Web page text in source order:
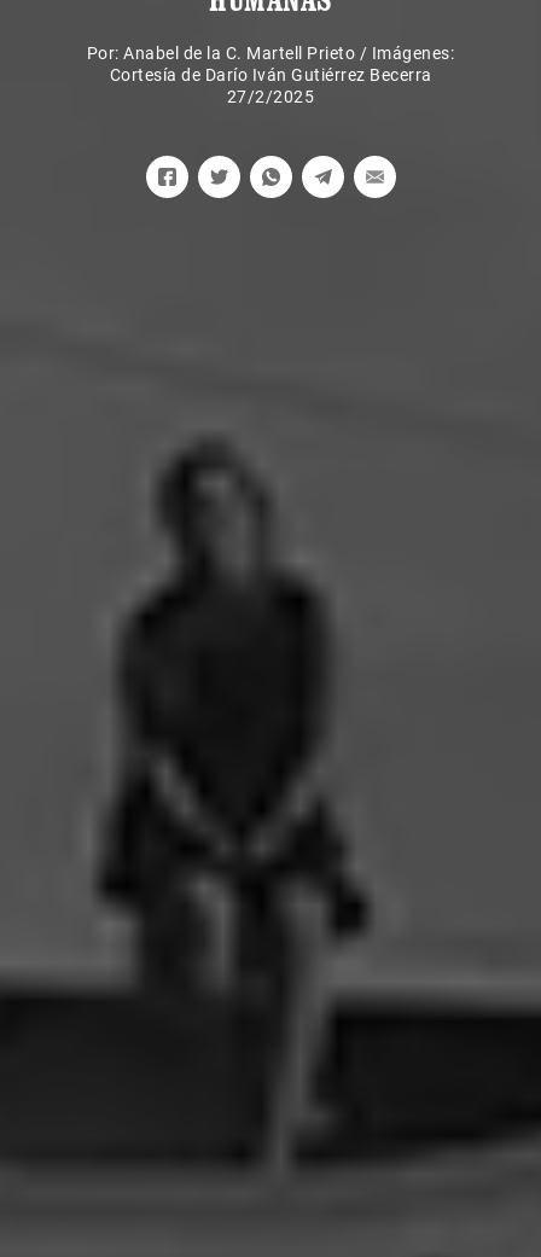
Por:Anabel de la C. Martell Prieto / Imágenes:
Cortesía de Darío Iván Gutiérrez Becerra
27/2/2025